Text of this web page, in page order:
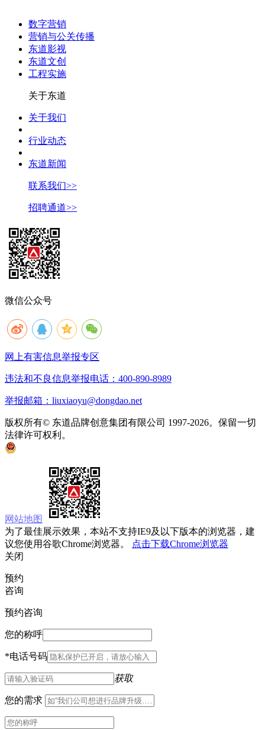
数字营销
营销与公关传播
东道影视
东道文创
工程实施
关于东道
关于我们
行业动态
东道新闻
联系我们>>
招聘通道>>
微信公众号
网上有害信息举报专区
违法和不良信息举报电话：400-890-8989
举报邮箱：liuxiaoyu@dongdao.net
版权所有© 东道品牌创意集团有限公司 1997-2026。保留一切
法律许可权利。
网站地图
为了最佳展示效果，本站不支持IE9及以下版本的浏览器，建
议您使用谷歌Chrome浏览器。
点击下载Chrome浏览器
关闭
预约
咨询
预约咨询
您的称呼
*电话号码
获取
您的需求